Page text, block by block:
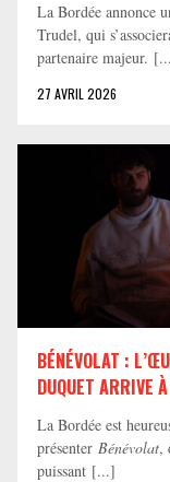
La Bordée annonce
Trudel, qui
partenaire majeur.
27 AVRIL 2026
BÉNÉVOLAT :
DUQUET ARRIVE
La Bordée est
présenter Bénévolat,
puissant [...]